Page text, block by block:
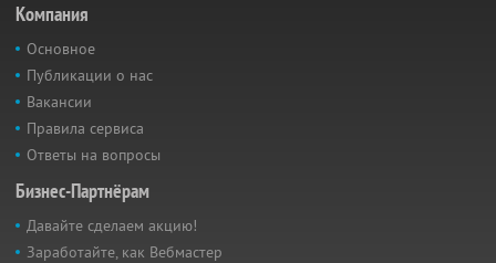
Компания
Основное
Публикации о нас
Вакансии
Правила сервиса
Ответы на вопросы
Бизнес-Партнёрам
Давайте сделаем акцию!
Заработайте, как Вебмастер